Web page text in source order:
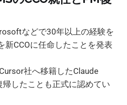
などで30年以上の経験を
新CCOに任命したことを発表
社へ移籍したClaude
したことも正式に認めてい